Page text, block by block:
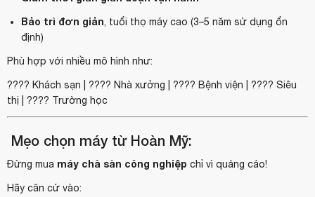
Bảo trì đơn giản, tuổi thọ máy cao (3–5 năm sử dụng ổn
định)
Phù hợp với nhiều mô hình như:
???? Khách sạn | ???? Nhà xưởng | ???? Bệnh viện | ???? Siêu
thị | ???? Trường học
Mẹo chọn máy từ Hoàn Mỹ:
Đừng mua máy chà sàn công nghiệp chỉ vì quảng cáo!
Hãy căn cứ vào: